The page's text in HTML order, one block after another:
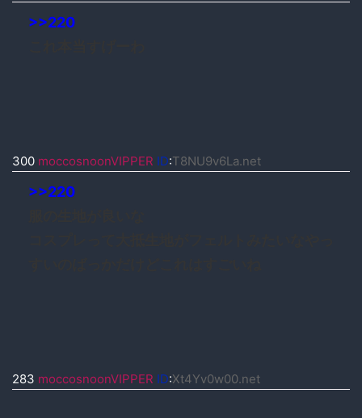
>>220
300 moccosnoonVIPPER ID:T8NU9v6La.net
>>220
283 moccosnoonVIPPER ID:Xt4Yv0w00.net